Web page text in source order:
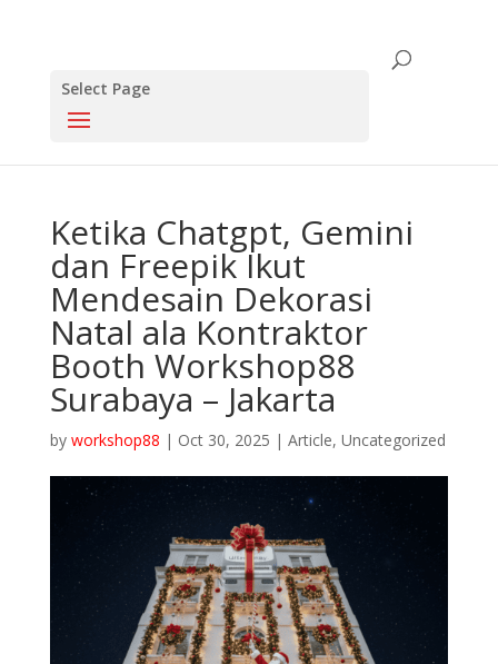
Select Page
Ketika Chatgpt, Gemini
dan Freepik Ikut
Mendesain Dekorasi
Natal ala Kontraktor
Booth Workshop88
Surabaya – Jakarta
by workshop88 | Oct 30, 2025 | Article, Uncategorized